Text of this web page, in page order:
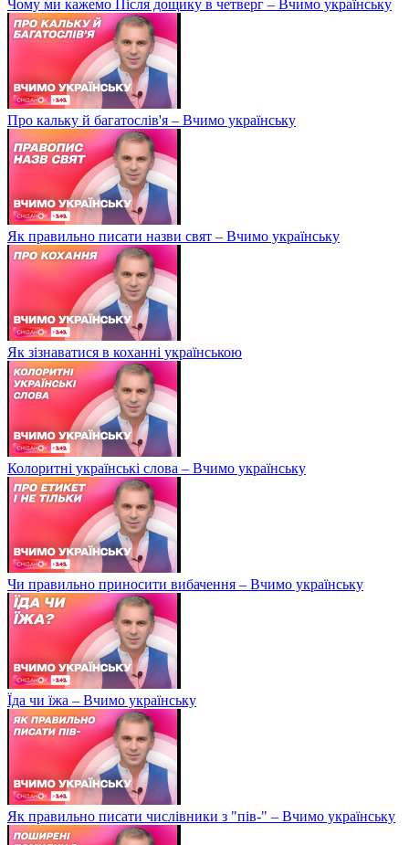
Чому ми кажемо Після дощику в четверг – Вчимо українську
Про кальку й багатослів'я – Вчимо українську
Як правильно писати назви свят – Вчимо українську
Як зізнаватися в коханні українською
Колоритні українські слова – Вчимо українську
Чи правильно приносити вибачення – Вчимо українську
Їда чи їжа – Вчимо українську
Як правильно писати числівники з "пів-" – Вчимо українську